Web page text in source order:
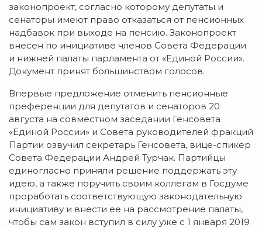
законопроект, согласно которому депутаты и
сенаторы имеют право отказаться от пенсионных
надбавок при выходе на пенсию. Законопроект
внесен по инициативе членов Совета Федерации
и нижней палаты парламента от «Единой России».
Документ принят большинством голосов.
Впервые предложение отменить пенсионные
преференции для депутатов и сенаторов 20
августа на совместном заседании Генсовета
«Единой России» и Совета руководителей фракций
Партии озвучил секретарь Генсовета, вице-спикер
Совета Федерации Андрей Турчак. Партийцы
единогласно приняли решение поддержать эту
идею, а также поручить своим коллегам в Госдуме
проработать соответствующую законодательную
инициативу и внести ее на рассмотрение палаты,
чтобы сам закон вступил в силу уже с 1 января 2019